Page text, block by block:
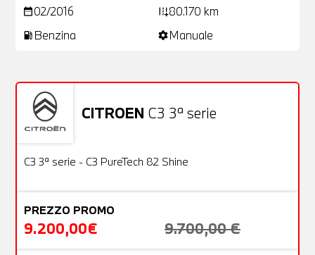
date_range02/2016 add_road80.170 km
local_gas_station Benzina settingsManuale
CITROEN C3 3ª serie
OFFERTA
Usato
C3 3ª serie - C3 PureTech 82 Shine
PREZZO PROMO
9.200,00€ 9.700,00 €